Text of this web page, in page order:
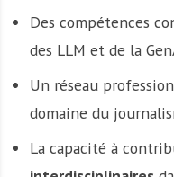
Des compétences
des LLM et de la
Un réseau
domaine du
La capacité à